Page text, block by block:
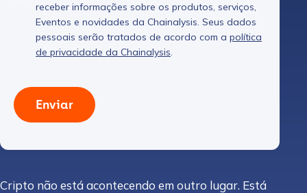
Cripto não está acontecendo em outro lugar. Está
receber informações sobre os produtos, serviços,
Eventos e novidades da Chainalysis. Seus dados
pessoais serão tratados de acordo com a política
de privacidade da Chainalysis.
Enviar